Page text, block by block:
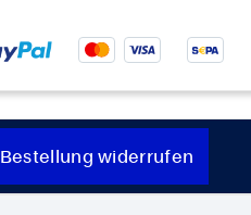
Bestellung widerrufen